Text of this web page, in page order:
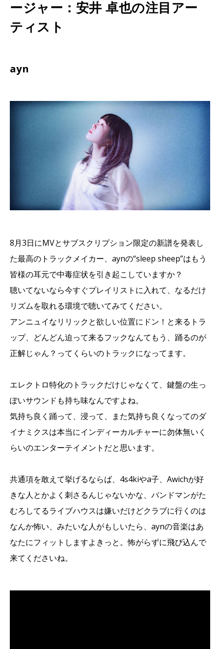
ージャー：安井 卓也の注目アー
ティスト
ayn
8月3日にMVとサブスクリプション限定の新譜を発表し
た最高のトラックメイカー、aynの“sleep sheep”はもう
皆様の耳元で中毒症状を引き起こしていますか？
聴いてないなら今すぐプレイリストに入れて、なるだけ
リズムを取れる環境で聴いてみてください。
アンニュイなリリックと欲しい位置にドン！と来るトラ
ップ、どんどん迫って来るフックなんてもう、踊るのが
正解じゃん？ってくらいのトラックになってます。
エレクトロ特化のトラックだけじゃなくて、鍵盤の生っ
ぽいサウンドも持ち味なんですよね。
気持ち良く踊って、浸って、また気持ち良くなってのダ
イナミクスは本当にインディーカルチャーに勿体無いく
らいのエンターテイメントだと思います。
共通項を敢えて挙げるならば、4s4kiやa子、Awichが好
きな人とかよく刺さるんじゃないかな、バンドマンがた
むろしてるライブハウスは嫌いだけどクラブに行くのは
なんか怖い、みたいな人がもしいたら、aynの音楽はあ
なたにフィットしますよきっと。怖がらずに飛び込んで
来てくださいね。